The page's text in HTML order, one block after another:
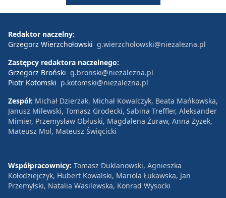
Redaktor naczelny:
Grzegorz Wierzchołowski g.wierzcholowski@niezalezna.pl
Zastępcy redaktora naczelnego:
Grzegorz Broński g.bronski@niezalezna.pl
Piotr Kotomski p.kotomski@niezalezna.pl
Zespół: Michał Dzierżak, Michał Kowalczyk, Beata Mańkowska,
Janusz Milewski, Tomasz Grodecki, Sabina Treffler, Aleksander
Mimier, Przemysław Obłuski, Magdalena Żuraw, Anna Zyzek,
Mateusz Mol, Mateusz Święcicki
Współpracownicy: Tomasz Duklanowski, Agnieszka
Kołodziejczyk, Hubert Kowalski, Mariola Łukawska, Jan
Przemyłski, Natalia Wasilewska, Konrad Wysocki